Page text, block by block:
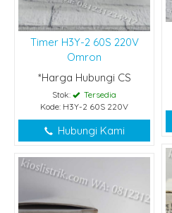
Timer H3Y-2 60S 220V
Omron
*Harga Hubungi CS
Stok:
Tersedia
Kode: H3Y-2 60S 220V
Hubungi Kami